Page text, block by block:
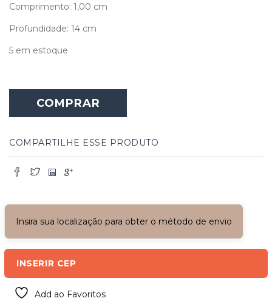
Comprimento: 1,00 cm
Profundidade: 14 cm
5 em estoque
COMPRAR
COMPARTILHE ESSE PRODUTO
Insira sua localização para obter o método de envio
INSERIR CEP
Add ao Favoritos